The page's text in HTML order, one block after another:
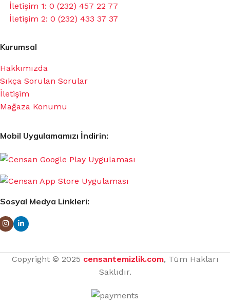
İletişim 1: 0 (232) 457 22 77
İletişim 2: 0 (232) 433 37 37
Kurumsal
Hakkımızda
Sıkça Sorulan Sorular
İletişim
Mağaza Konumu
Mobil Uygulamamızı İndirin:
Sosyal Medya Linkleri:
Copyright © 2025 censantemizlik.com, Tüm Hakları
Saklıdır.